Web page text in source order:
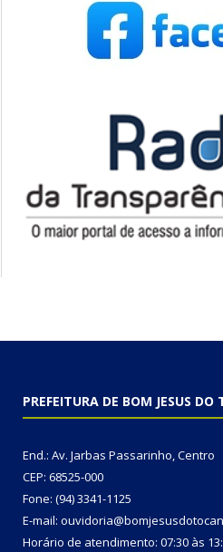
PREFEITURA DE BOM JESUS DO
End.: Av. Jarbas Passarinho, Centro
CEP: 68525-000
Fone: (94) 3341-1125
E-mail:
Horário de atendimento: 07:30 às